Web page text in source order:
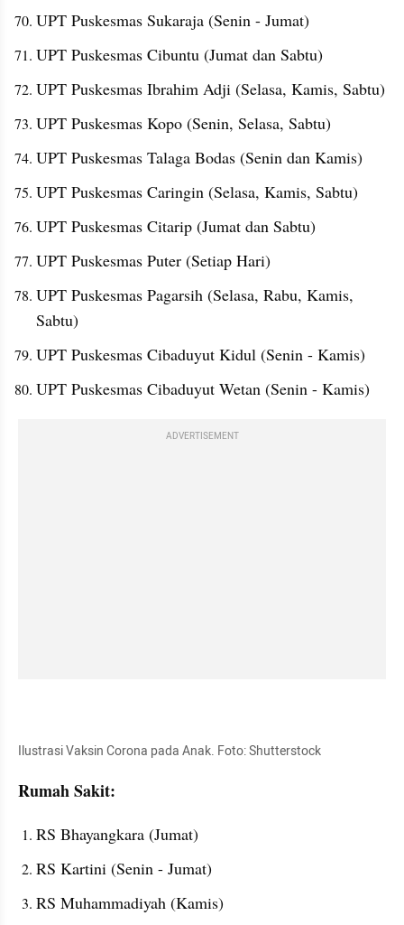
UPT Puskesmas Sukaraja (Senin - Jumat)
UPT Puskesmas Cibuntu (Jumat dan Sabtu)
UPT Puskesmas Ibrahim Adji (Selasa, Kamis, Sabtu)
UPT Puskesmas Kopo (Senin, Selasa, Sabtu)
UPT Puskesmas Talaga Bodas (Senin dan Kamis)
UPT Puskesmas Caringin (Selasa, Kamis, Sabtu)
UPT Puskesmas Citarip (Jumat dan Sabtu)
UPT Puskesmas Puter (Setiap Hari)
UPT Puskesmas Pagarsih (Selasa, Rabu, Kamis,
Sabtu)
UPT Puskesmas Cibaduyut Kidul (Senin - Kamis)
UPT Puskesmas Cibaduyut Wetan (Senin - Kamis)
ADVERTISEMENT
Ilustrasi Vaksin Corona pada Anak. Foto: Shutterstock
Rumah Sakit:
RS Bhayangkara (Jumat)
RS Kartini (Senin - Jumat)
RS Muhammadiyah (Kamis)